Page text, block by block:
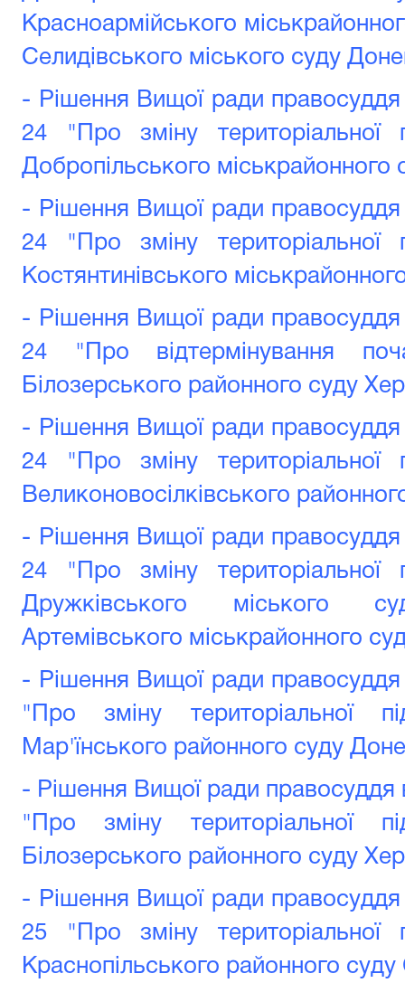
Красноармійського
Селидівського міського суду
- Рішення Вищої ради
24 "Про зміну територіальної
Добропільського міськрайонного
- Рішення Вищої ради
24 "Про зміну територіальної
Костянтинівського
- Рішення Вищої ради
24 "Про відтермінування
Білозерського районного суду
- Рішення Вищої ради
24 "Про зміну територіальної
Великоновосілківського
- Рішення Вищої ради
24 "Про зміну територіальної
Дружківського міського
Артемівського міськрайонного
- Рішення Вищої ради
"Про зміну територіальної
Мар'їнського районного суду
- Рішення Вищої ради
"Про зміну територіальної
Білозерського районного суду
- Рішення Вищої ради
25 "Про зміну територіальної
Краснопільського районного суду